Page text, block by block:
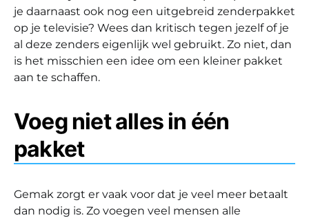
je daarnaast ook nog een uitgebreid zenderpakket
op je televisie? Wees dan kritisch tegen jezelf of je
al deze zenders eigenlijk wel gebruikt. Zo niet, dan
is het misschien een idee om een kleiner pakket
aan te schaffen.
Voeg niet alles in één
pakket
Gemak zorgt er vaak voor dat je veel meer betaalt
dan nodig is. Zo voegen veel mensen alle